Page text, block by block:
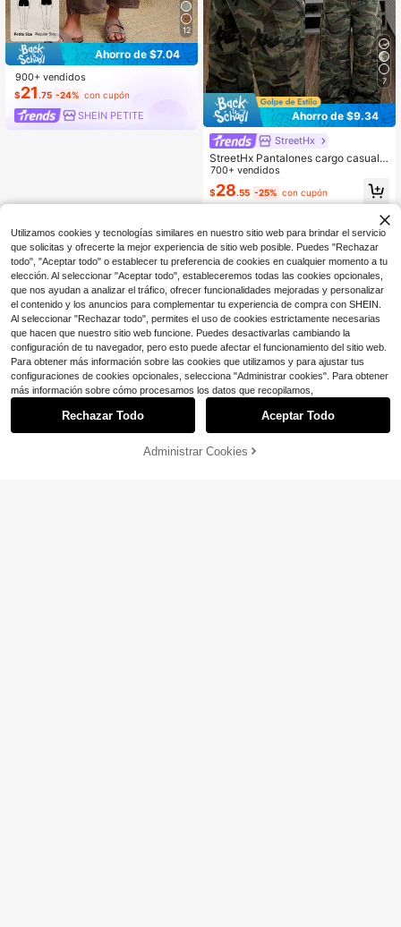
12
Ahorro de $7.04
900+ vendidos
$21 .75 -24% con cupón
SHEIN PETITE
7
Ahorro de $9.34
StreetHx
StreetHx Pantalones cargo casuale
s de mujer con estampado de camu
flaje y presillas para cinturón, suelto
s y versátiles
700+ vendidos
$28.55 -25% con cupón
¡57% DE DESCUENTO!
Utilizamos cookies y tecnologías similares en nuestro sitio web para brindar el servicio
que solicitas y ofrecerte la mejor experiencia de sitio web posible. Puedes "Rechazar
todo", "Aceptar todo" o establecer tu preferencia de cookies en cualquier momento a tu
elección. Al seleccionar "Aceptar todo", estableceremos todas las cookies opcionales,
que nos ayudan a analizar el tráfico, ofrecer funcionalidades mejoradas y personalizar
el contenido y los anuncios para complementar tu experiencia de compra con SHEIN.
Al seleccionar "Rechazar todo", permites el uso de cookies estrictamente necesarias
que hacen que nuestro sitio web funcione. Puedes desactivarlas cambiando la
configuración de tu navegador, pero esto puede afectar el funcionamiento del sitio web.
Para obtener más información sobre las cookies que utilizamos y para ajustar tus
configuraciones de cookies opcionales, selecciona "Administrar cookies". Para obtener
más información sobre cómo procesamos los datos que recopilamos,
Rechazar Todo Aceptar Todo
Administrar Cookies